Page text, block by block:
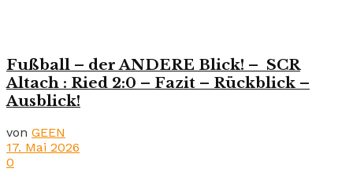
Fußball – der ANDERE Blick! – SCR
Altach : Ried 2:0 – Fazit – Rückblick –
Ausblick!
von GEEN
17. Mai 2026
0